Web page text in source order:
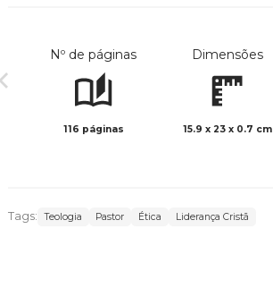
Nº de páginas
116 páginas
Dimensões
15.9 x 23 x 0.7 cm
Tags: Teologia Pastor Ética Liderança Cristã